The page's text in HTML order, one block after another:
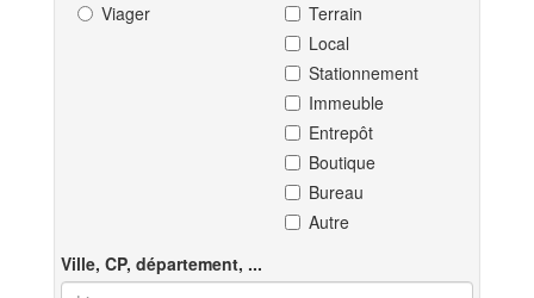
Viager
Terrain
Local
Stationnement
Immeuble
Entrepôt
Boutique
Bureau
Autre
Ville, CP, département, ...